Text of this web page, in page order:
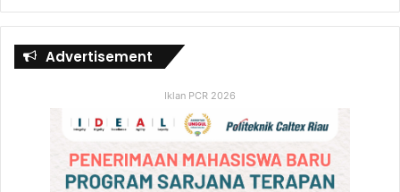
Advertisement
Iklan PCR 2026